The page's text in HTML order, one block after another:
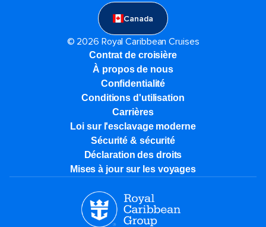
Canada
© 2026 Royal Caribbean Cruises
Contrat de croisière
À propos de nous
Confidentialité
Conditions d'utilisation
Carrières
Loi sur l'esclavage moderne
Sécurité & sécurité
Déclaration des droits
Mises à jour sur les voyages